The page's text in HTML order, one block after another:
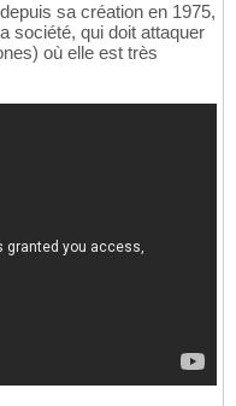
sa création en 1975,
société, qui doit attaquer
où elle est très